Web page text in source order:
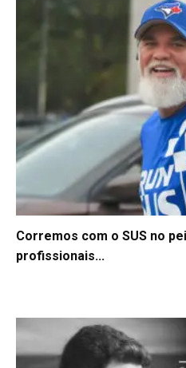
Corremos com o SUS no
profissionais...